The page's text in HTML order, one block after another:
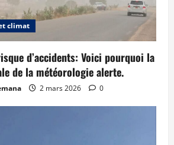
climat
d’accidents: Voici pourquoi la
de la météorologie alerte.
2 mars 2026 0